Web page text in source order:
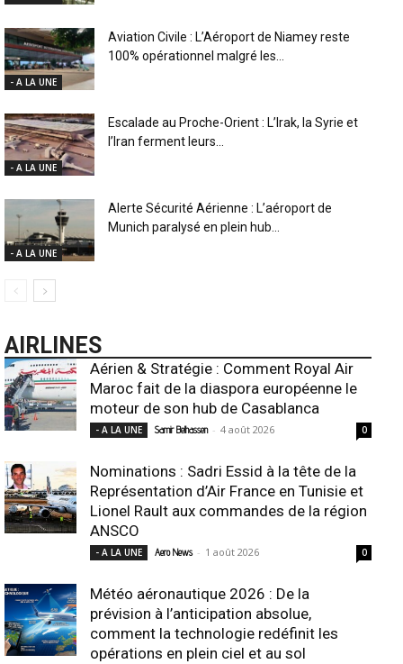
- A LA UNE
Aviation Civile : L’Aéroport de Niamey reste
100% opérationnel malgré les...
- A LA UNE
Escalade au Proche-Orient : L’Irak, la Syrie et
l’Iran ferment leurs...
- A LA UNE
Alerte Sécurité Aérienne : L’aéroport de
Munich paralysé en plein hub...
AIRLINES
Aérien & Stratégie : Comment Royal Air
Maroc fait de la diaspora européenne le
moteur de son hub de Casablanca
- A LA UNE Samir Belhassen - 4 août 2026 0
Nominations : Sadri Essid à la tête de la
Représentation d’Air France en Tunisie et
Lionel Rault aux commandes de la région
ANSCO
- A LA UNE Aero News - 1 août 2026 0
Météo aéronautique 2026 : De la
prévision à l’anticipation absolue,
comment la technologie redéfinit les
opérations en plein ciel et au sol